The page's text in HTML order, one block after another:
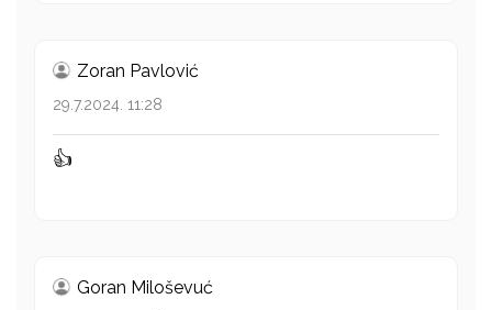
Zoran Pavlović
29.7.2024. 11:28
👍
Goran Miloševuć